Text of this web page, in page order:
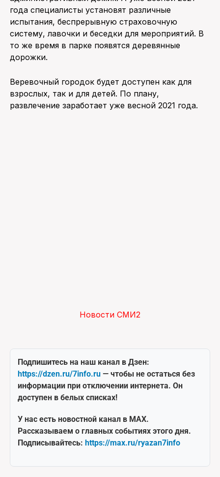
года специалисты установят различные
испытания, беспрерывную страховочную
систему, лавочки и беседки для мероприятий. В
то же время в парке появятся деревянные
дорожки.
Веревочный городок будет доступен как для
взрослых, так и для детей. По плану,
развлечение заработает уже весной 2021 года.
Новости СМИ2
Подпишитесь на наш канал в Дзен:
https://dzen.ru/7info.ru — чтобы не остаться без
информации при отключении интернета. Он
доступен в белых списках!
У нас есть новостной канал в MAX.
Рассказываем о главных событиях этого дня.
Подписывайтесь: https://max.ru/ryazan7info